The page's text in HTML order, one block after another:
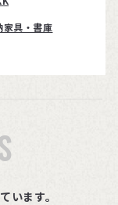
具・書庫
います。